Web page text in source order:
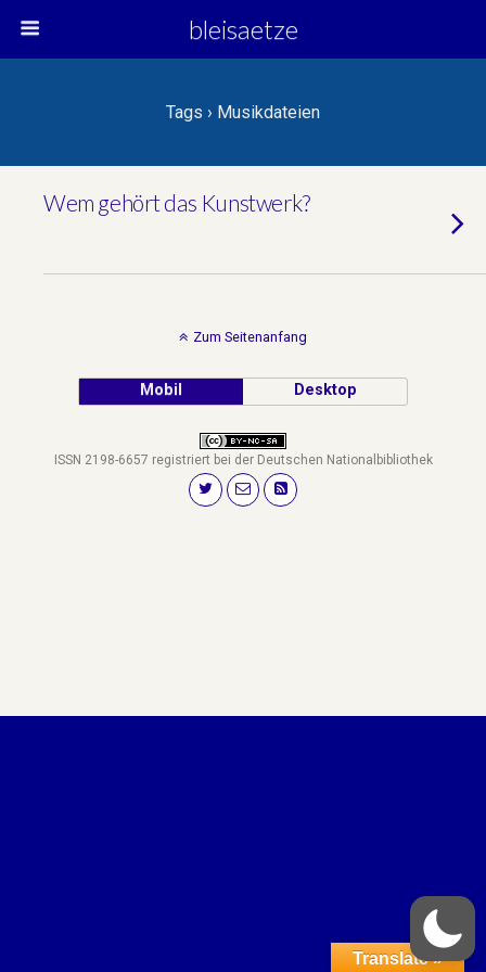
bleisaetze
Tags › Musikdateien
Wem gehört das Kunstwerk?
Zum Seitenanfang
Mobil Desktop
ISSN 2198-6657 registriert bei der Deutschen Nationalbibliothek
Translate »